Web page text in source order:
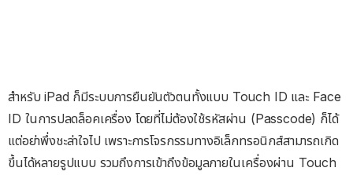
สำหรับ iPad ก็มีระบบการยืนยันตัวตนทั้งแบบ Touch ID และ Face
ID ในการปลดล็อคเครื่อง โดยที่ไม่ต้องใช้รหัสผ่าน (Passcode) ก็ได้
แต่อย่าพึ่งชะล่าใจไป เพราะการโจรกรรมทางอิเล็กทรอนิกส์สามารถเกิด
ขึ้นได้หลายรูปแบบ รวมถึงการเข้าถึงข้อมูลภายในเครื่องผ่าน Touch